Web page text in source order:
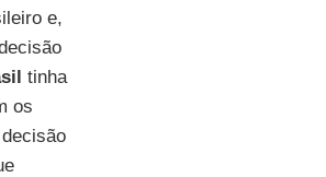
e,
tinha
os